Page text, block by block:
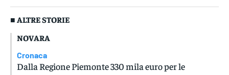
■ ALTRE STORIE
NOVARA
Cronaca
Dalla Regione Piemonte 330 mila euro per le